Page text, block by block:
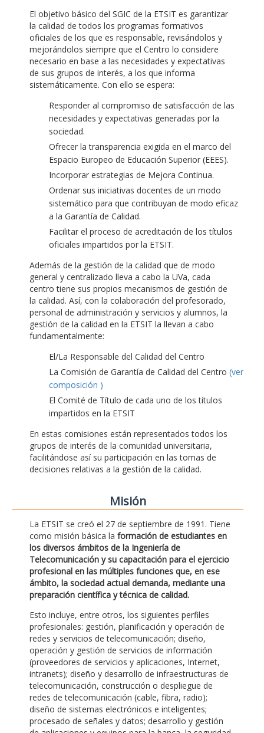
El objetivo básico del SGIC de la ETSIT es garantizar
la calidad de todos los programas formativos
oficiales de los que es responsable, revisándolos y
mejorándolos siempre que el Centro lo considere
necesario en base a las necesidades y expectativas
de sus grupos de interés, a los que informa
sistemáticamente. Con ello se espera:
Responder al compromiso de satisfacción de las
necesidades y expectativas generadas por la
sociedad.
Ofrecer la transparencia exigida en el marco del
Espacio Europeo de Educación Superior (EEES).
Incorporar estrategias de Mejora Continua.
Ordenar sus iniciativas docentes de un modo
sistemático para que contribuyan de modo eficaz
a la Garantía de Calidad.
Facilitar el proceso de acreditación de los títulos
oficiales impartidos por la ETSIT.
Además de la gestión de la calidad que de modo
general y centralizado lleva a cabo la UVa, cada
centro tiene sus propios mecanismos de gestión de
la calidad. Así, con la colaboración del profesorado,
personal de administración y servicios y alumnos, la
gestión de la calidad en la ETSIT la llevan a cabo
fundamentalmente:
El/La Responsable del Calidad del Centro
La Comisión de Garantía de Calidad del Centro (ver
composición )
El Comité de Título de cada uno de los títulos
impartidos en la ETSIT
En estas comisiones están representados todos los
grupos de interés de la comunidad universitaria,
facilitándose así su participación en las tomas de
decisiones relativas a la gestión de la calidad.
Misión
La ETSIT se creó el 27 de septiembre de 1991. Tiene
como misión básica la formación de estudiantes en
los diversos ámbitos de la Ingeniería de
Telecomunicación y su capacitación para el ejercicio
profesional en las múltiples funciones que, en ese
ámbito, la sociedad actual demanda, mediante una
preparación científica y técnica de calidad.
Esto incluye, entre otros, los siguientes perfiles
profesionales: gestión, planificación y operación de
redes y servicios de telecomunicación; diseño,
operación y gestión de servicios de información
(proveedores de servicios y aplicaciones, Internet,
intranets); diseño y desarrollo de infraestructuras de
telecomunicación, construcción o despliegue de
redes de telecomunicación (cable, fibra, radio);
diseño de sistemas electrónicos e inteligentes;
procesado de señales y datos; desarrollo y gestión